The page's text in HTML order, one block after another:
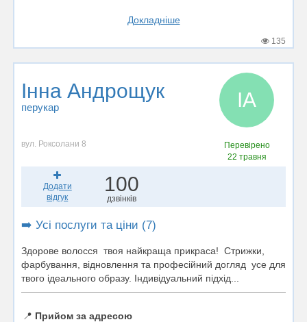
Докладніше
135
Інна Андрощук
перукар ІА
вул. Роксолани 8
Перевірено
22 травня
Додати
відгук
100
дзвінків
➡️ Усі послуги та ціни (7)
Здорове волосся твоя найкраща прикраса! Стрижки,
фарбування, відновлення та професійний догляд усе для
твого ідеального образу. Індивідуальний підхід...
📍 Прийом за адресою